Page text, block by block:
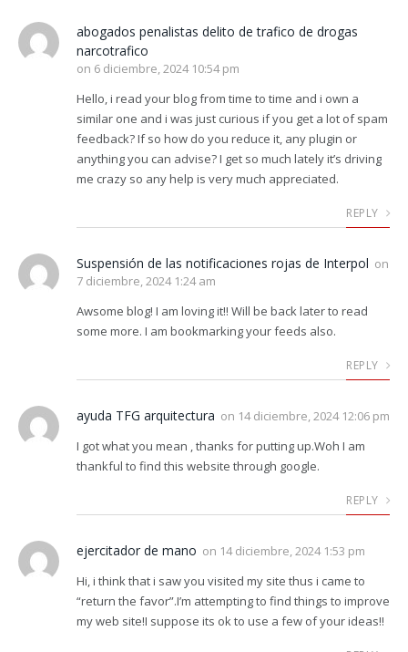
abogados penalistas delito de trafico de drogas
narcotrafico
on 6 diciembre, 2024 10:54 pm
Hello, i read your blog from time to time and i own a
similar one and i was just curious if you get a lot of spam
feedback? If so how do you reduce it, any plugin or
anything you can advise? I get so much lately it’s driving
me crazy so any help is very much appreciated.
REPLY
Suspensión de las notificaciones rojas de Interpol on
7 diciembre, 2024 1:24 am
Awsome blog! I am loving it!! Will be back later to read
some more. I am bookmarking your feeds also.
REPLY
ayuda TFG arquitectura on 14 diciembre, 2024 12:06 pm
I got what you mean , thanks for putting up.Woh I am
thankful to find this website through google.
REPLY
ejercitador de mano on 14 diciembre, 2024 1:53 pm
Hi, i think that i saw you visited my site thus i came to
“return the favor”.I’m attempting to find things to improve
my web site!I suppose its ok to use a few of your ideas!!